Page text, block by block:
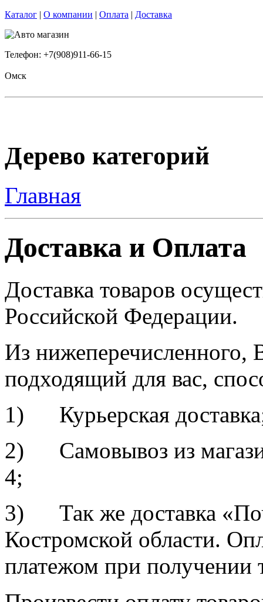
Каталог | О компании | Оплата | Доставка
Телефон: +7(908)911-66-15
Омск
Дерево категорий
Главная
Доставка и Оплата
Доставка товаров
Российской Федерации.
Из
подходящий для вас,
1) Курьерская
2) Самовывоз из
4;
3) Так же доставка
Костромской области.
платежом при получении